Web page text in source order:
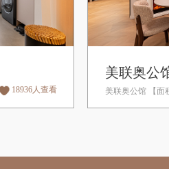
18936人查看
美联奥公
美联奥公馆 【面